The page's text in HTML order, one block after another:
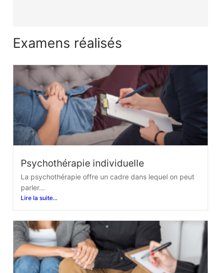
Examens réalisés
Psychothérapie individuelle
La psychothérapie offre un cadre dans lequel on peut
parler...
Lire la suite...